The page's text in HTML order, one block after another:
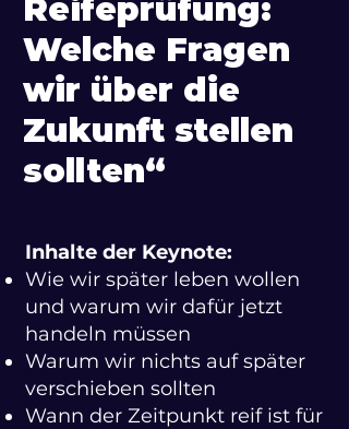
Reifeprüfung:
Welche Fragen
wir über die
Zukunft stellen
sollten“
Inhalte der Keynote:
Wie wir später leben wollen
und warum wir dafür jetzt
handeln müssen
Warum wir nichts auf später
verschieben sollten
Wann der Zeitpunkt reif ist für